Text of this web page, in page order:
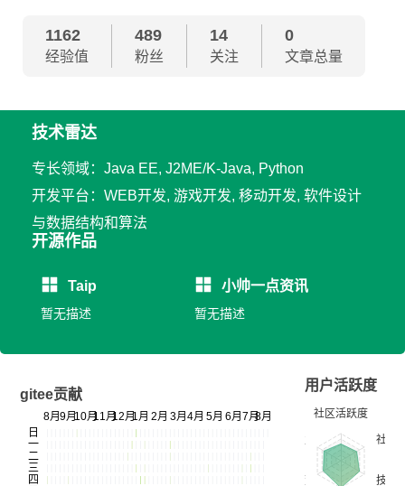
1162
经验值
489
粉丝
14
关注
0
文章总量
技术雷达
专长领域：Java EE, J2ME/K-Java, Python
开发平台：WEB开发, 游戏开发, 移动开发, 软件设计
与数据结构和算法
开源作品
Taip
暂无描述
小帅一点资讯
暂无描述
gitee贡献
用户活跃度